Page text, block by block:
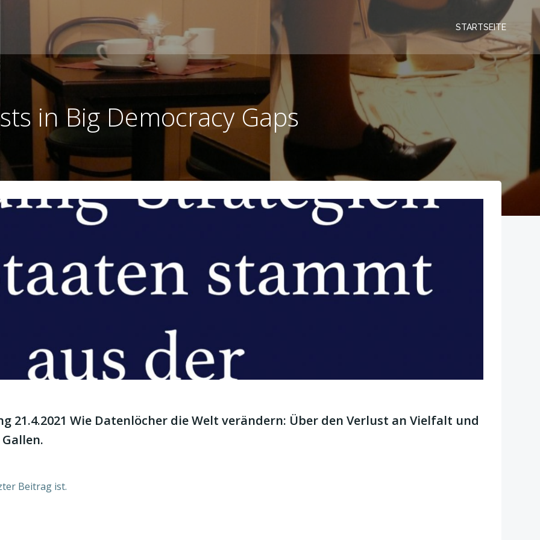
STARTSEITE
in Big Democracy Gaps
21.4.2021 Wie Datenlöcher die Welt verändern: Über den Verlust an Vielfalt und
Beitrag ist.